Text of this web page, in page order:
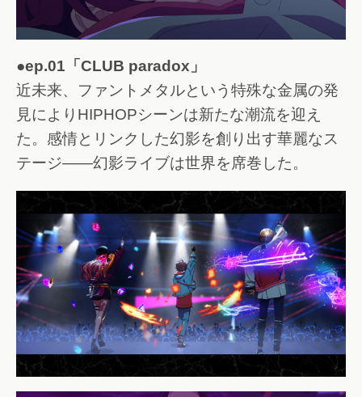
●ep.01「CLUB paradox」
近未来、ファントメタルという特殊な金属の発
見によりHIPHOPシーンは新たな潮流を迎え
た。感情とリンクした幻影を創り出す華麗なス
テージ――幻影ライブは世界を席巻した。